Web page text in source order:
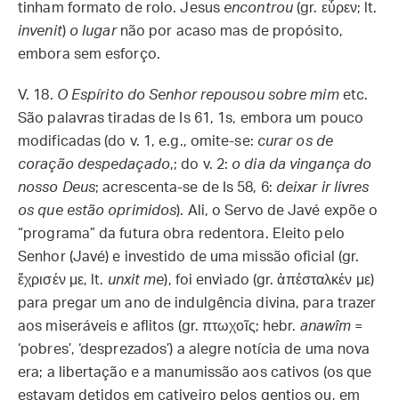
tinham formato de rolo. Jesus encontrou(gr. εὗρεν; lt.
invenit) o lugarnão por acaso mas de propósito,
embora sem esforço.
V. 18. O Espírito do Senhor repousou sobre mimetc.
São palavras tiradas de Is 61, 1s, embora um pouco
modificadas (do v. 1, e.g., omite-se: curar os de
coração despedaçado,; do v. 2: o dia da vingança do
nosso Deus; acrescenta-se de Is 58, 6: deixar ir livres
os que estão oprimidos). Ali, o Servo de Javé expõe o
“programa” da futura obra redentora. Eleito pelo
Senhor (Javé) e investido de uma missão oficial (gr.
ἔχρισέν με, lt. unxit me), foi enviado (gr. ἀπέσταλκέν με)
para pregar um ano de indulgência divina, para trazer
aos miseráveis e aflitos (gr. πτωχοῖς; hebr. anawîm =
‘pobres’, ‘desprezados’) a alegre notícia de uma nova
era; a libertação e a manumissão aos cativos (os que
estavam detidos em cativeiro pelos gentios ou, em